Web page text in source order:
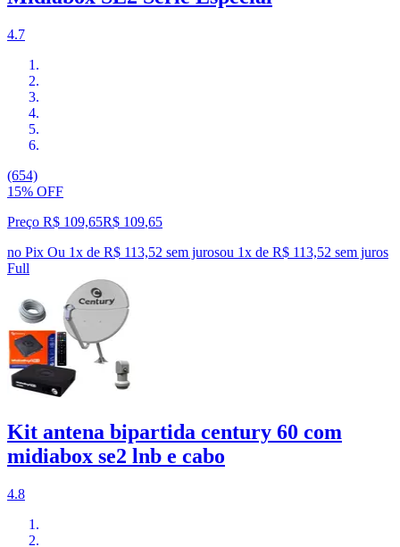
4.7
(654)
15% OFF
Preço R$ 109,65R$ 109,65
no Pix Ou 1x de R$ 113,52 sem jurosou 1x de R$ 113,52 sem juros
Full
Kit antena bipartida century 60 com
midiabox se2 lnb e cabo
4.8